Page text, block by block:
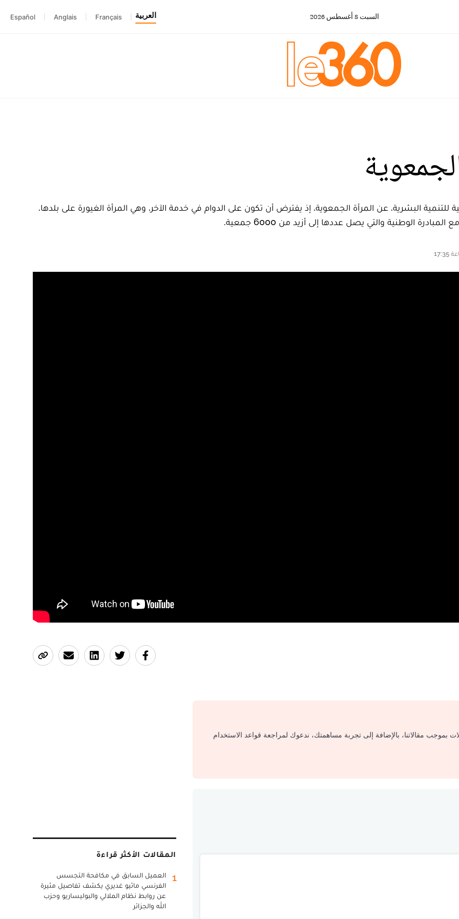
السبت 8 أغسطس 2026 العربية Français
Anglais
Español
للتنمية البشرية، عن المرأة الجمعوية، إذ يفترض أن تكون على الدوام في خدمة الآخر، وهي المرأة الغيورة على بلدها،
الوطنية والتي يصل عددها إلى أزيد من 6000 جمعية.
بموجب مقالاتنا، بالإضافة إلى تجربة مساهمتك، ندعوك لمراجعة قواعد الاستخدام
المقالات الأكثر قراءة
1
العميل السابق في مكافحة التجسس
الفرنسي ماثيو غديري يكشف تفاصيل مثيرة
عن روابط نظام الملالي والبوليساريو وحزب
الله والجزائر